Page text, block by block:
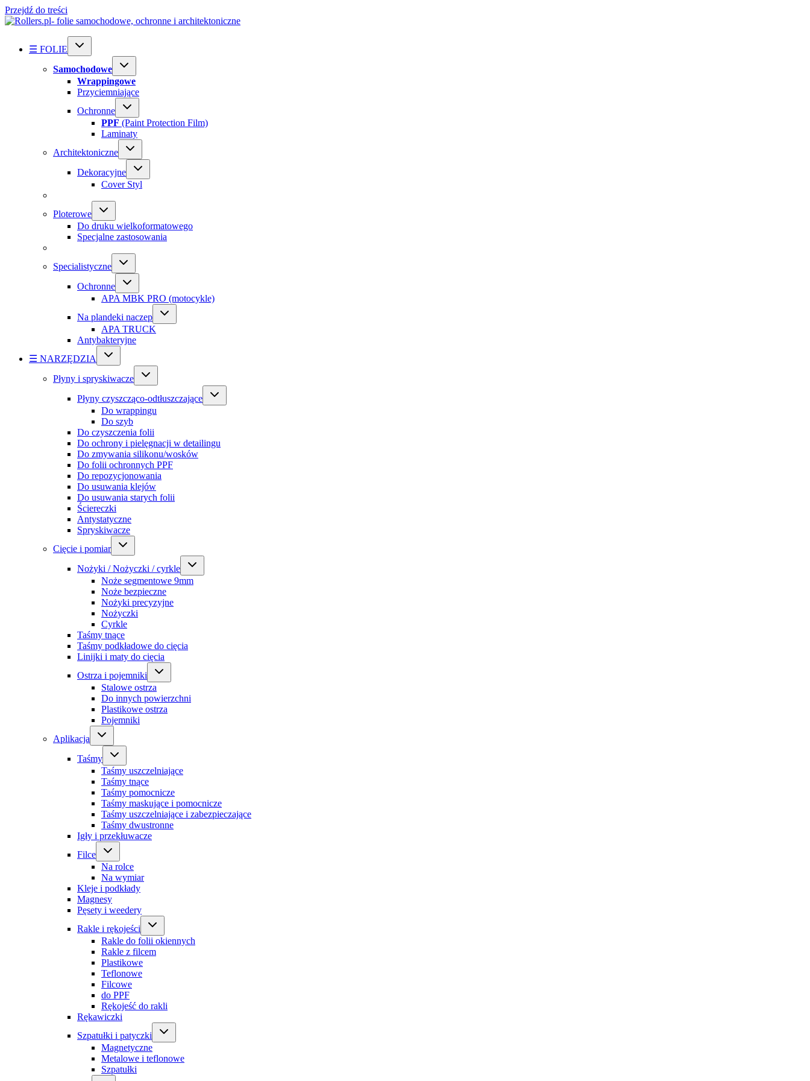
Przejdź do treści
☰ FOLIE
Samochodowe
Wrappingowe
Przyciemniające
Ochronne
PPF (Paint Protection Film)
Laminaty
Architektoniczne
Dekoracyjne
Cover Styl
Ploterowe
Do druku wielkoformatowego
Specjalne zastosowania
Specialistyczne
Ochronne
APA MBK PRO (motocykle)
Na plandeki naczep
APA TRUCK
Antybakteryjne
☰ NARZĘDZIA
Płyny i spryskiwacze
Płyny czyszcząco-odtłuszczające
Do wrappingu
Do szyb
Do czyszczenia folii
Do ochrony i pielęgnacji w detailingu
Do zmywania silikonu/wosków
Do folii ochronnych PPF
Do repozycjonowania
Do usuwania klejów
Do usuwania starych folii
Ściereczki
Antystatyczne
Spryskiwacze
Cięcie i pomiar
Nożyki / Nożyczki / cyrkle
Noże segmentowe 9mm
Noże bezpieczne
Nożyki precyzyjne
Nożyczki
Cyrkle
Taśmy tnące
Taśmy podkładowe do cięcia
Linijki i maty do cięcia
Ostrza i pojemniki
Stalowe ostrza
Do innych powierzchni
Plastikowe ostrza
Pojemniki
Aplikacja
Taśmy
Taśmy uszczelniające
Taśmy tnące
Taśmy pomocnicze
Taśmy maskujące i pomocnicze
Taśmy uszczelniające i zabezpieczające
Taśmy dwustronne
Igły i przekłuwacze
Filce
Na rolce
Na wymiar
Kleje i podkłady
Magnesy
Pęsety i weedery
Rakle i rękojeści
Rakle do folii okiennych
Rakle z filcem
Plastikowe
Teflonowe
Filcowe
do PPF
Rękojeść do rakli
Rękawiczki
Szpatułki i patyczki
Magnetyczne
Metalowe i teflonowe
Szpatułki